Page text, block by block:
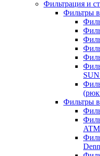
Фильтрация и
Фильтры
Фильтры